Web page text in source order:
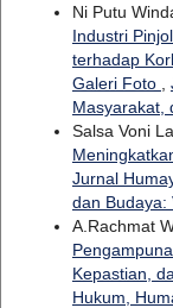
Ni Putu
Industri
terhadap
Galeri Foto
Masyarakat,
Salsa Voni
Jurnal
dan Budaya:
A.Rachmat
Kepastian,
Hukum,